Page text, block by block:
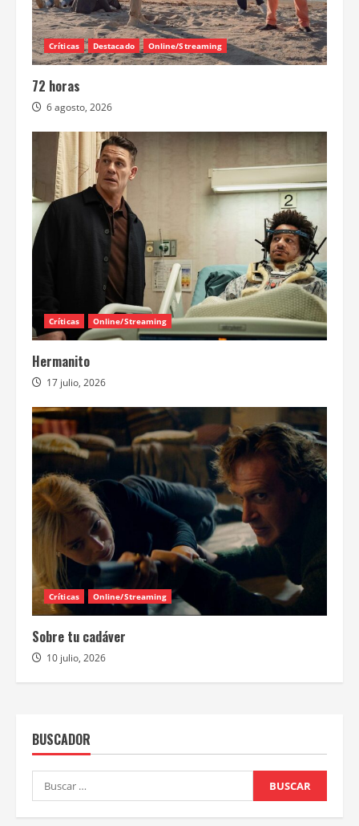
Críticas Destacado Online/Streaming
72 horas
6 agosto, 2026
Críticas Online/Streaming
Hermanito
17 julio, 2026
Críticas Online/Streaming
Sobre tu cadáver
10 julio, 2026
BUSCADOR
Buscar: